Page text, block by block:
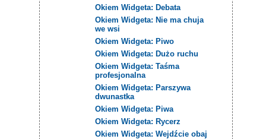
Okiem Widgeta: Debata
Okiem Widgeta: Nie ma chuja
we wsi
Okiem Widgeta: Piwo
Okiem Widgeta: Dużo ruchu
Okiem Widgeta: Taśma
profesjonalna
Okiem Widgeta: Parszywa
dwunastka
Okiem Widgeta: Piwa
Okiem Widgeta: Rycerz
Okiem Widgeta: Wejdźcie obaj